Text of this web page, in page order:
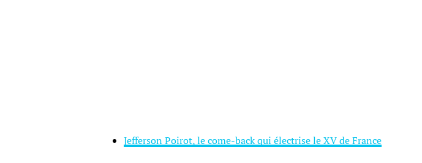
Jefferson Poirot, le come-back qui électrise le XV de France